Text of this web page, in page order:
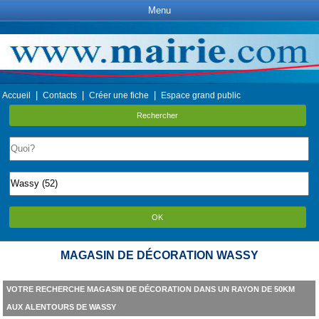
Menu
Accueil Contacts Créer une fiche Espace grand public
Rechercher
OK
MAGASIN DE DÉCORATION WASSY
VOTRE RECHERCHE MAGASIN DE DÉCORATION DANS UN RAYON DE 50KM
AUX ALENTOURS DE WASSY